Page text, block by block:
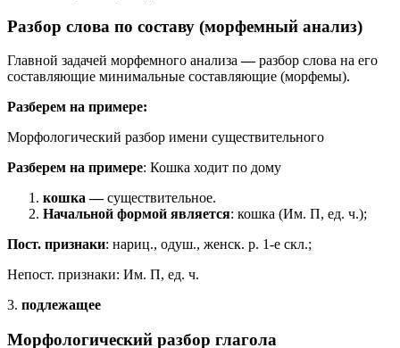
Разбор слова по составу (морфемный анализ)
Главной задачей морфемного анализа—разбор слова на его
составляющие минимальные составляющие (морфемы).
Разберем на примере:
Морфологический разбор имени существительного
Разберем на примере: Кошка ходит по дому
кошка —существительное.
Начальной формой является: кошка (Им. П, ед. ч.);
Пост. признаки: нариц., одуш., женск. р. 1-е скл.;
Непост. признаки: Им. П, ед. ч.
3. подлежащее
Морфологический разбор глагола